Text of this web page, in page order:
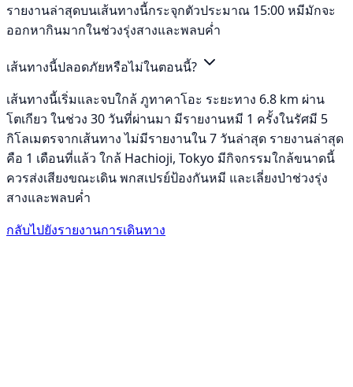
รายงานล่าสุดบนเส้นทางนี้กระจุกตัวประมาณ 15:00 หมีมักจะ
ออกหากินมากในช่วงรุ่งสางและพลบค่ำ
เส้นทางนี้ปลอดภัยหรือไม่ในตอนนี้?
เส้นทางนี้เริ่มและจบใกล้ ภูทาคาโอะ ระยะทาง 6.8 km ผ่าน
โตเกียว ในช่วง 30 วันที่ผ่านมา มีรายงานหมี 1 ครั้งในรัศมี 5
กิโลเมตรจากเส้นทาง ไม่มีรายงานใน 7 วันล่าสุด รายงานล่าสุด
คือ 1 เดือนที่แล้ว ใกล้ Hachioji, Tokyo มีกิจกรรมใกล้ขนาดนี้
ควรส่งเสียงขณะเดิน พกสเปรย์ป้องกันหมี และเลี่ยงป่าช่วงรุ่ง
สางและพลบค่ำ
กลับไปยังรายงานการเดินทาง